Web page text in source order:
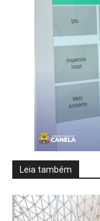
Leia também